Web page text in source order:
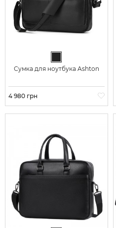
Сумка для ноутбука Ashton
Цена
4 980 грн